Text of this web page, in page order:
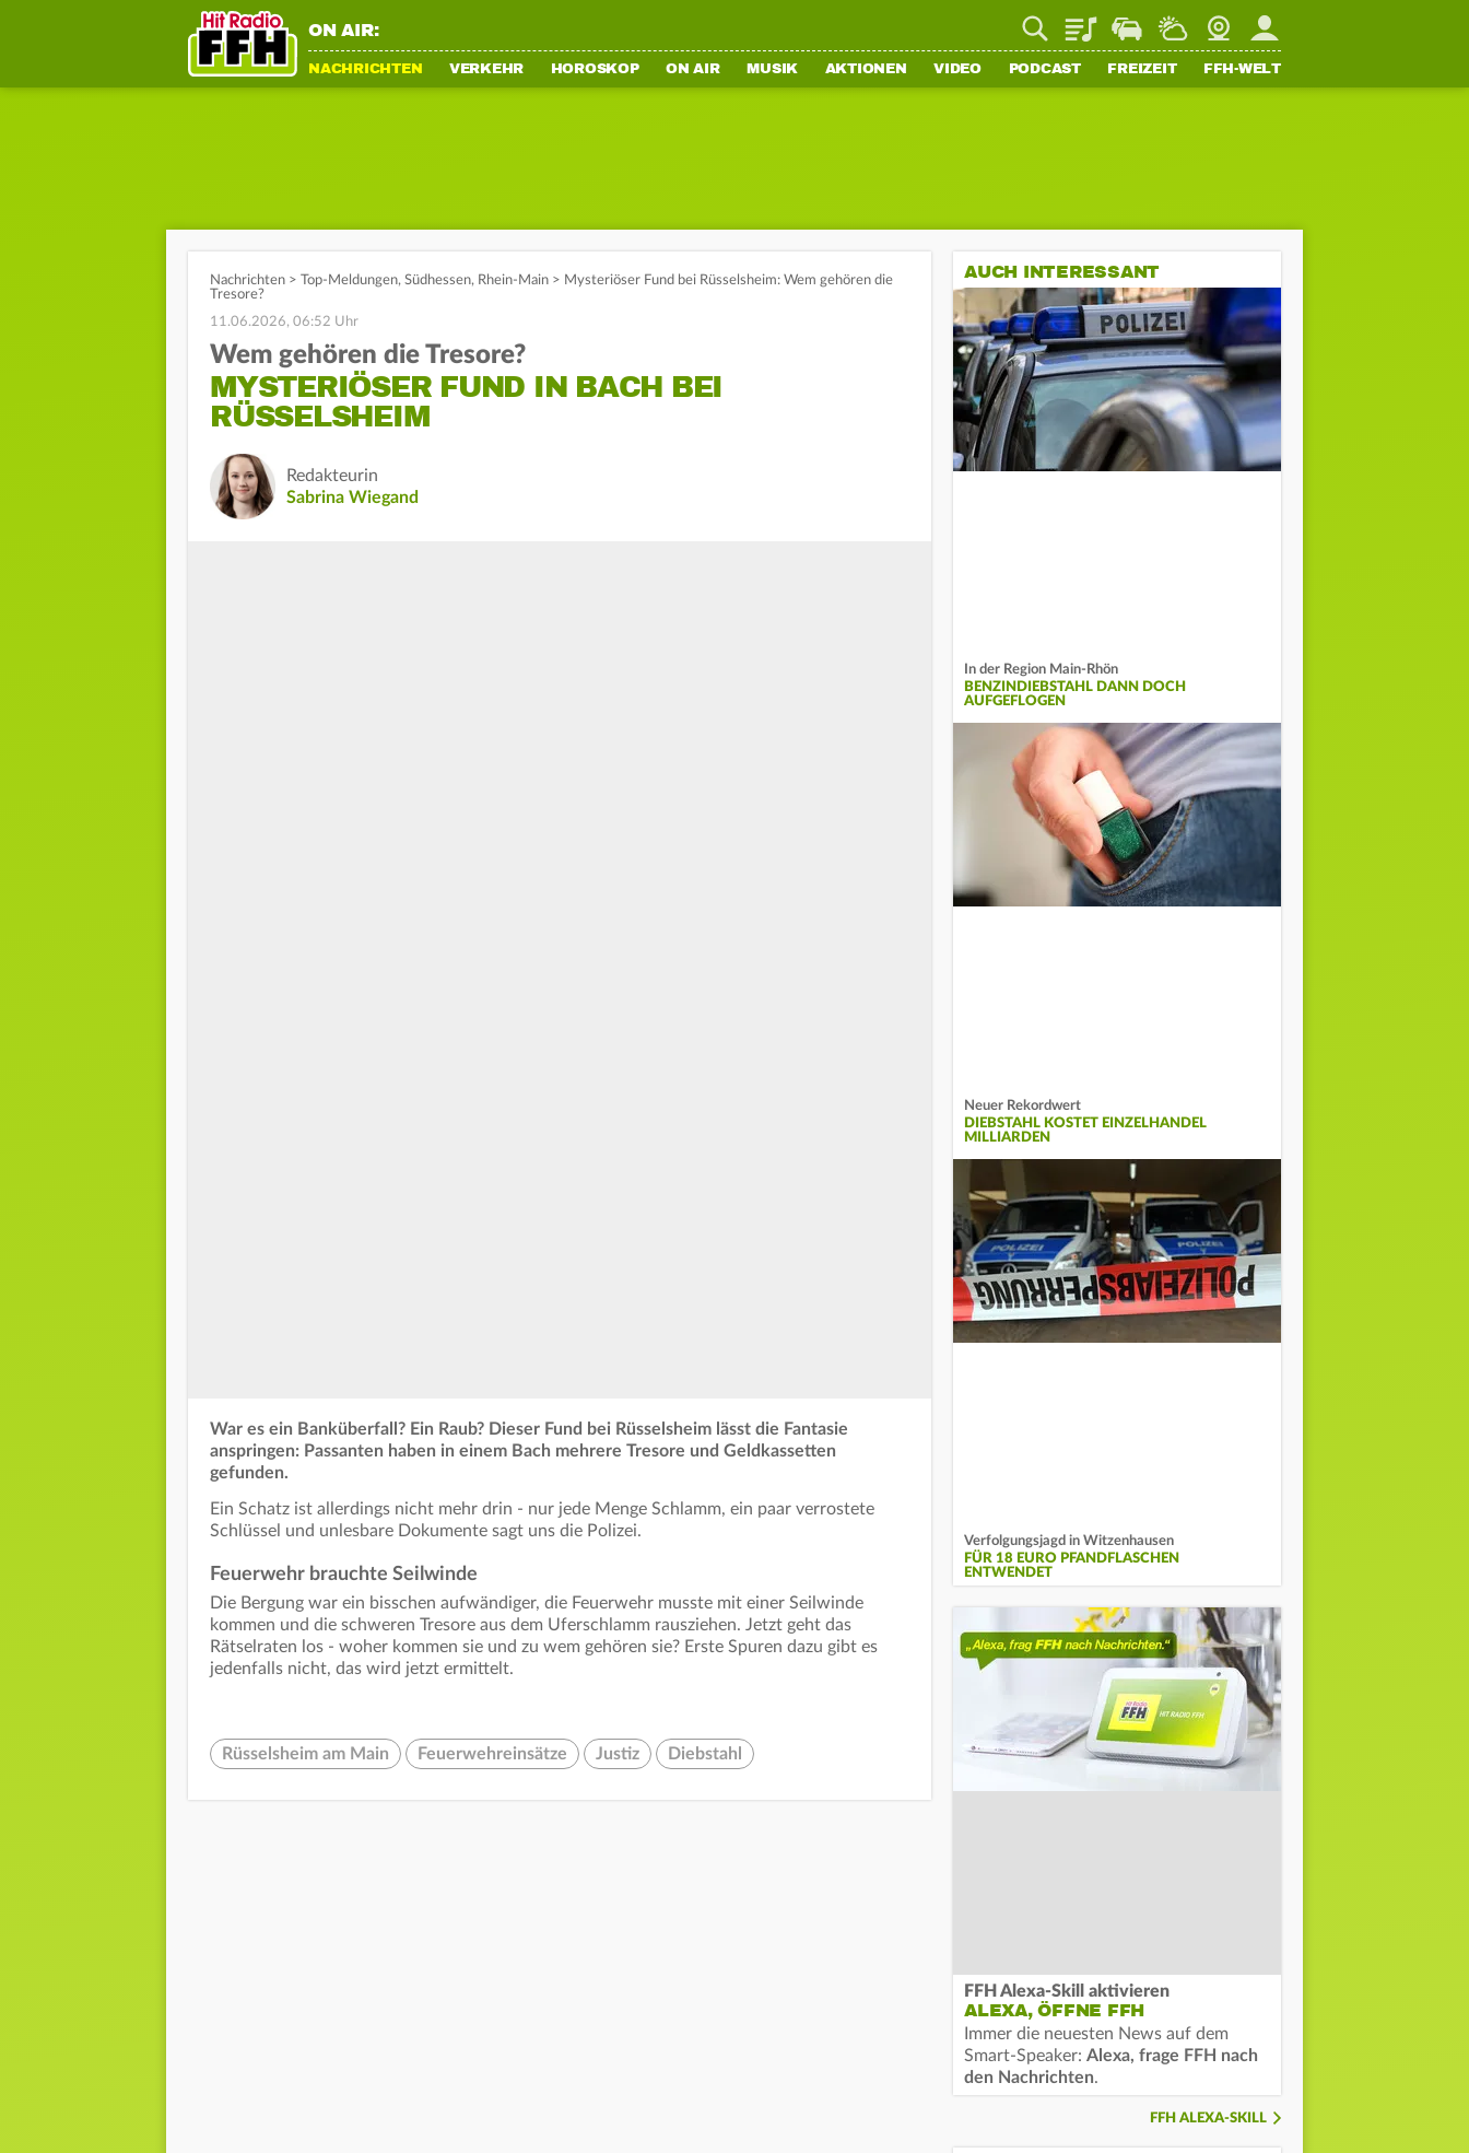
ON AIR: PlaylistStaupilotWetterWebcamMein FFH
NACHRICHTEN VERKEHR HOROSKOP ON AIR MUSIK AKTIONEN VIDEO PODCAST FREIZEIT FFH-WELT
Nachrichten > Top-Meldungen, Südhessen, Rhein-Main > Mysteriöser Fund bei Rüsselsheim: Wem gehören die
Tresore?
11.06.2026, 06:52 Uhr
Wem gehören die Tresore?
MYSTERIÖSER FUND IN BACH BEI
RÜSSELSHEIM
Redakteurin
Sabrina Wiegand
War es ein Banküberfall? Ein Raub? Dieser Fund bei Rüsselsheim lässt die Fantasie
anspringen: Passanten haben in einem Bach mehrere Tresore und Geldkassetten
gefunden.
Ein Schatz ist allerdings nicht mehr drin - nur jede Menge Schlamm, ein paar verrostete
Schlüssel und unlesbare Dokumente sagt uns die Polizei.
Feuerwehr brauchte Seilwinde
Die Bergung war ein bisschen aufwändiger, die Feuerwehr musste mit einer Seilwinde
kommen und die schweren Tresore aus dem Uferschlamm rausziehen. Jetzt geht das
Rätselraten los - woher kommen sie und zu wem gehören sie? Erste Spuren dazu gibt es
jedenfalls nicht, das wird jetzt ermittelt.
Rüsselsheim am Main Feuerwehreinsätze Justiz Diebstahl
AUCH INTERESSANT
In der Region Main-Rhön
BENZINDIEBSTAHL DANN DOCH
AUFGEFLOGEN
Neuer Rekordwert
DIEBSTAHL KOSTET EINZELHANDEL
MILLIARDEN
Verfolgungsjagd in Witzenhausen
FÜR 18 EURO PFANDFLASCHEN
ENTWENDET
FFH Alexa-Skill aktivieren
ALEXA, ÖFFNE FFH
Immer die neuesten News auf dem
Smart-Speaker: Alexa, frage FFH nach
den Nachrichten.
FFH ALEXA-SKILL